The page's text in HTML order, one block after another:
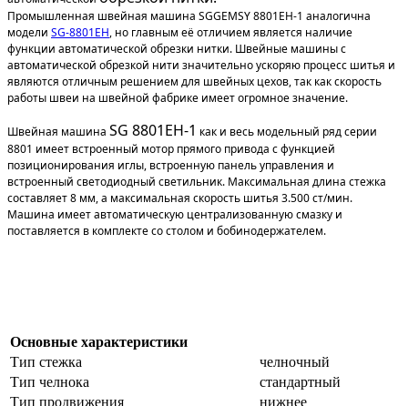
Промышленная швейная машина SGGEMSY 8801EH-1 аналогична
модели SG-8801EH, но главным её отличием является наличие
функции автоматической обрезки нитки. Швейные машины с
автоматической обрезкой нити значительно ускоряю процесс шитья и
являются отличным решением для швейных цехов, так как скорость
работы швеи на швейной фабрике имеет огромное значение.
Швейная машина SG 8801EH-1 как и весь модельный ряд серии
8801 имеет встроенный мотор прямого привода с функцией
позиционирования иглы, встроенную панель управления и
встроенный светодиодный светильник. Максимальная длина стежка
составляет 8 мм, а максимальная скорость шитья 3.500 ст/мин.
Машина имеет автоматическую централизованную смазку и
поставляется в комплекте со столом и бобинодержателем.
Основные характеристики
Тип стежка
челночный
Тип челнока
стандартный
Тип продвижения
нижнее